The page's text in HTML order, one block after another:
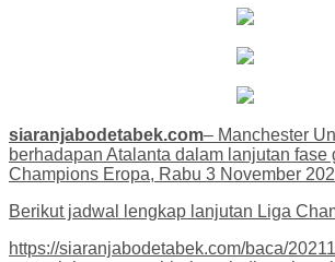
siaranjabodetabek.com– Manchester
berhadapan Atalanta dalam lanjutan fase
Champions Eropa, Rabu 3 November
Berikut jadwal lengkap lanjutan Liga
https://siaranjabodetabek.com/baca/